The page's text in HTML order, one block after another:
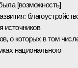
[возможность]
источников
о которых в том
национального